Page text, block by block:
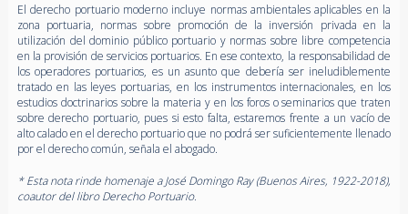
El derecho portuario moderno incluye normas ambientales aplicables en la
zona portuaria, normas sobre promoción de la inversión privada en la
utilización del dominio público portuario y normas sobre libre competencia
en la provisión de servicios portuarios. En ese contexto, la responsabilidad de
los operadores portuarios, es un asunto que debería ser ineludiblemente
tratado en las leyes portuarias, en los instrumentos internacionales, en los
estudios doctrinarios sobre la materia y en los foros o seminarios que traten
sobre derecho portuario, pues si esto falta, estaremos frente a un vacío de
alto calado en el derecho portuario que no podrá ser suficientemente llenado
por el derecho común, señala el abogado.
* Esta nota rinde homenaje a José Domingo Ray (Buenos Aires, 1922-2018),
coautor del libro Derecho Portuario.